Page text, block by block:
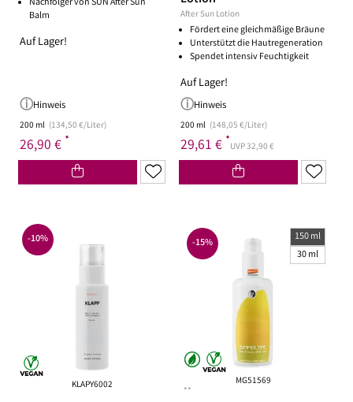
Nachfolger von SUN After Sun
Balm
Auf Lager!
Hinweis
200 ml (134,50 €/Liter)
26,90 € *
After Sun Lotion
Fördert eine gleichmäßige Bräune
Unterstützt die Hautregeneration
Spendet intensiv Feuchtigkeit
Auf Lager!
Hinweis
200 ml (148,05 €/Liter)
29,61 € *UVP 32,90 €
KLAPY6002
-10%
150 ml
30 ml
MG51569
**
-15%